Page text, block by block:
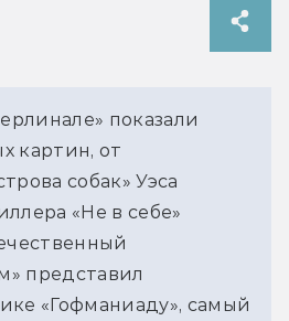
показали
картин, от
собак» Уэса
«Не в себе»
представил
«Гофманиаду», самый